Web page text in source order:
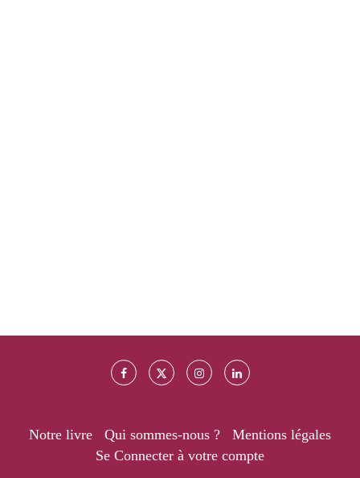
Notre livre Qui sommes-nous ?
Mentions légales
Se Connecter à votre compte